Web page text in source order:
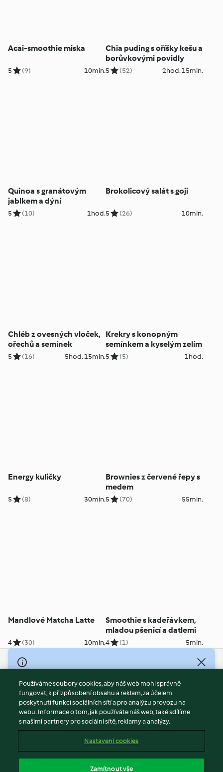
Acai-smoothie miska
5 (9) 10min.
Chia puding s oříšky kešu a
borůvkovými povidly
5 (52) 2hod. 15min.
Quinoa s granátovým
jablkem a dýní
5 (10) 1hod.
Brokolicový salát s goji
5 (26) 10min.
Chléb z ovesných vloček,
ořechů a semínek
5 (16) 5hod. 15min.
Krekry s konopným
semínkem a kyselým zelím
5 (5) 1hod.
Energy kuličky
5 (8) 30min.
Brownies z červené řepy s
medem
5 (70) 55min.
Mandlové Matcha Latte
4 (30) 10min.
Smoothie s kadeřávkem,
mladou pšenicí a datlemi
4 (1) 5min.
© Copyright 2026
Podmínky užívání
Zásady ochrany osobních údajů
Vyloučení odpovědnosti
Tiráž
Obsah zprávy
Používáme soubory cookies, aby náš web mohl správně
fungovat, k přizpůsobení obsahu a reklam, za účelem
poskytnutí funkcí sociálních sítí a pro analýzu provozu na
webu. Informace o tom, jak používáte náš web, také sdílíme
s našimi partnery pro sociální sítě, reklamy a analýzy.
Nastavení cookies
Zamítnout vše